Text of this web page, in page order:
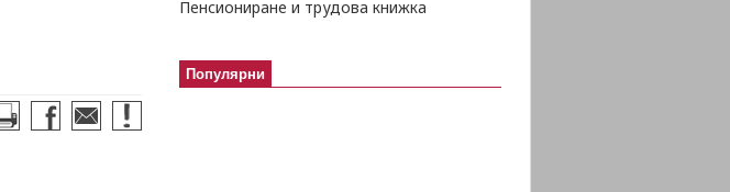
Пенсиониране и трудова книжка
Популярни